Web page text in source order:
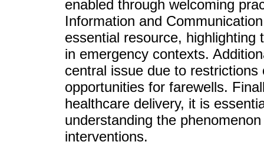
enabled through welcoming
Information and
essential resource,
in emergency contexts.
central issue due to
opportunities for farewells.
healthcare delivery, it is
understanding the
interventions.